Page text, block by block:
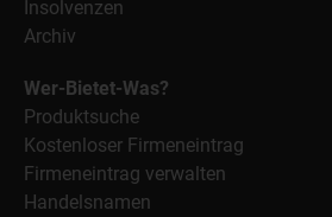
Insolvenzen
Archiv
Wer-Bietet-Was?
Produktsuche
Kostenloser Firmeneintrag
Firmeneintrag verwalten
Handelsnamen